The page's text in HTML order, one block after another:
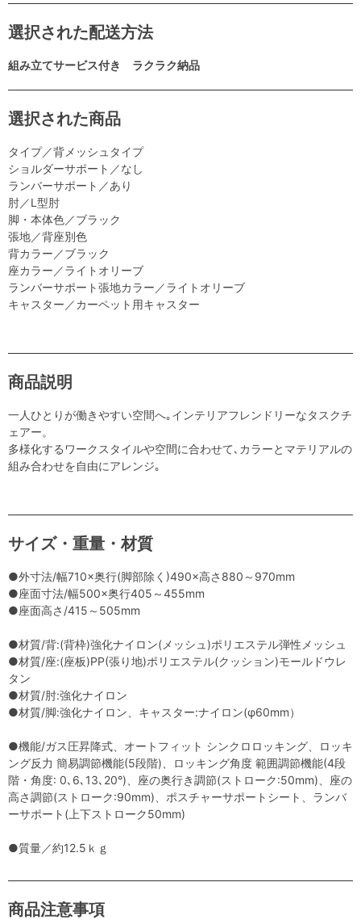
選択された配送方法
組み立てサービス付き ラクラク納品
選択された商品
タイプ／背メッシュタイプ
ショルダーサポート／なし
ランバーサポート／あり
肘／L型肘
脚・本体色／ブラック
張地／背座別色
背カラー／ブラック
座カラー／ライトオリーブ
ランバーサポート張地カラー／ライトオリーブ
キャスター／カーペット用キャスター
商品説明
一人ひとりが働きやすい空間へ｡インテリアフレンドリーなタスクチ
ェアー。
多様化するワークスタイルや空間に合わせて､カラーとマテリアルの
組み合わせを自由にアレンジ｡
サイズ・重量・材質
●外寸法/幅710×奥行(脚部除く)490×高さ880～970mm
●座面寸法/幅500×奥行405～455mm
●座面高さ/415～505mm
●材質/背:(背枠)強化ナイロン(メッシュ)ポリエステル弾性メッシュ
●材質/座:(座板)PP(張り地)ポリエステル(クッション)モールドウレ
タン
●材質/肘:強化ナイロン
●材質/脚:強化ナイロン、キャスター:ナイロン(φ60mm）
●機能/ガス圧昇降式、オートフィット シンクロロッキング、ロッキ
ング反力 簡易調節機能(5段階)、ロッキング角度 範囲調節機能(4段
階・角度: 0､6､13､20°)、座の奥行き調節(ストローク:50mm)、座の
高さ調節(ストローク:90mm)、ポスチャーサポートシート、ランバ
ーサポート(上下ストローク50mm)
●質量／約12.5ｋｇ
商品注意事項